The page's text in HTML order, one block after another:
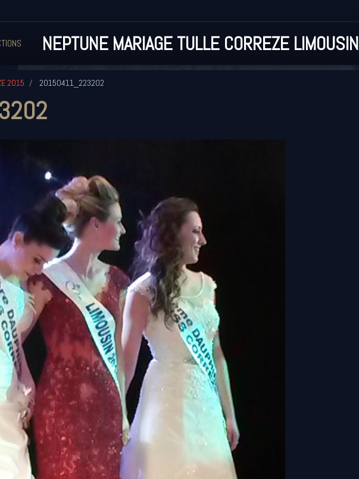
NEPTUNE MARIAGE TULLE CORREZE LIMOUSIN
2015 20150411_223202